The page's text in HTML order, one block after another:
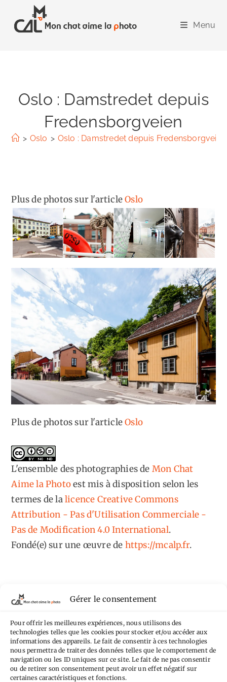
Gérer le consentement
Pour offrir les meilleures expériences, nous utilisons des
technologies telles que les cookies pour stocker et/ou accéder aux
informations des appareils. Le fait de consentir à ces technologies
nous permettra de traiter des données telles que le comportement de
navigation ou les ID uniques sur ce site. Le fait de ne pas consentir
ou de retirer son consentement peut avoir un effet négatif sur
certaines caractéristiques et fonctions.
content
Menu
Oslo : Damstredet depuis
Fredensborgveien
> Oslo > Oslo : Damstredet depuis Fredensborgveien
Plus de photos sur l'articleOslo
Plus de photos sur l'articleOslo
L'ensemble des photographiesde Mon Chat
Aime la Photoest mis à disposition selon les
termes de lalicence Creative Commons
Attribution - Pas d'Utilisation Commerciale -
Pas de Modification 4.0 International.
Fondé(e) sur une œuvre de https://mcalp.fr.
Ailleurs Aimez-vous bordelAllemagne Andorre
Anti tourismeBarBelgiqueBurgerChat
perchéCircuitDanemark